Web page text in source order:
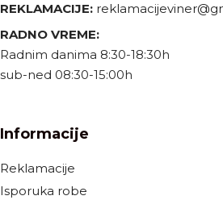
REKLAMACIJE:
RADNO VREME:
Radnim danima 8:30-18:30h
sub-ned 08:30-15:00h
Informacije
Reklamacije
Isporuka robe